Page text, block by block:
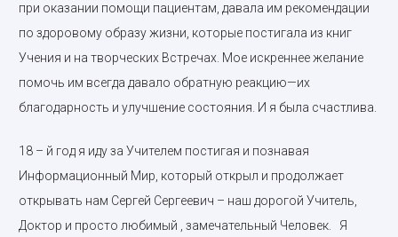
при оказании помощи пациентам, давала им рекомендации
по здоровому образу жизни, которые постигала из книг
Учения и на творческих Встречах. Мое искреннее желание
помочь им всегда давало обратную реакцию—их
благодарность и улучшение состояния. И я была счастлива.
18 – й год я иду за Учителем постигая и познавая
Информационный Мир, который открыл и продолжает
открывать нам Сергей Сергеевич – наш дорогой Учитель,
Доктор и просто любимый , замечательный Человек. Я